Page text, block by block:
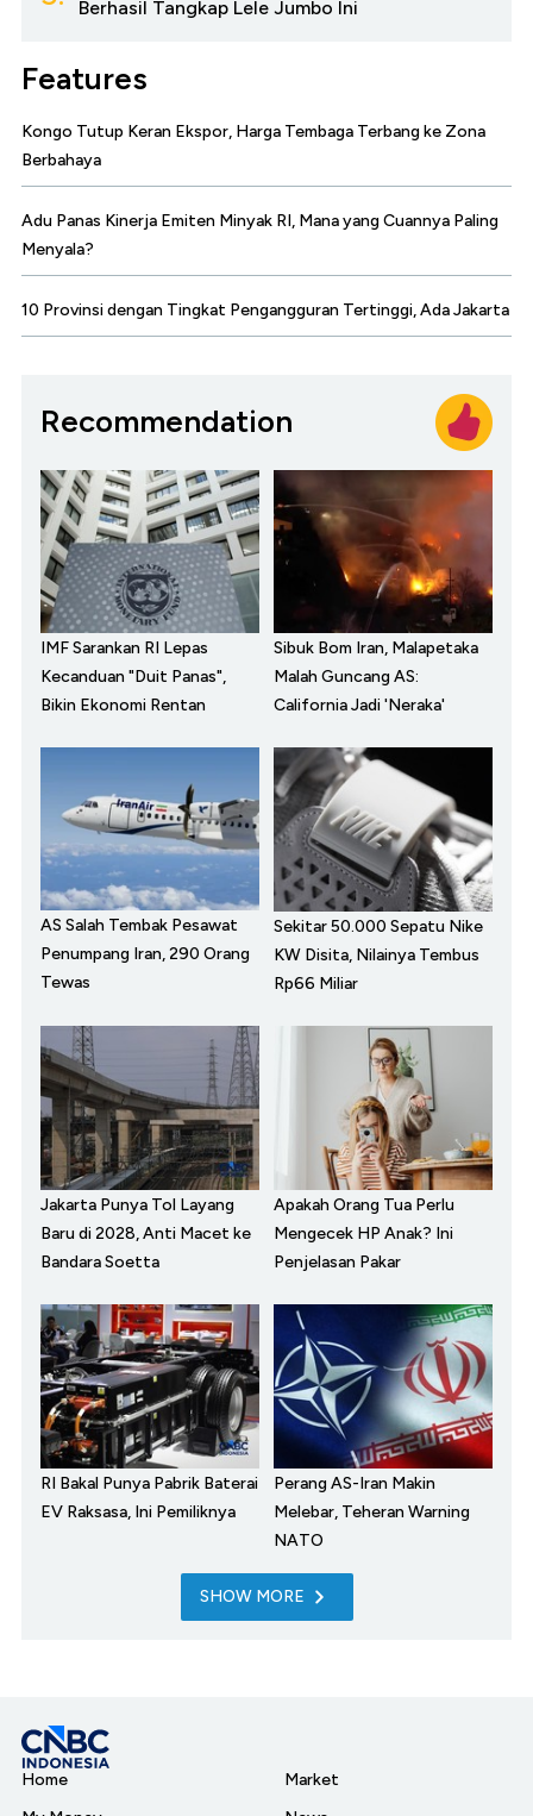
Berhasil Tangkap Lele Jumbo Ini
Features
Kongo Tutup Keran Ekspor, Harga Tembaga Terbang ke Zona
Berbahaya
Adu Panas Kinerja Emiten Minyak RI, Mana yang Cuannya Paling
Menyala?
10 Provinsi dengan Tingkat Pengangguran Tertinggi, Ada Jakarta
Recommendation
IMF Sarankan RI Lepas
Kecanduan "Duit Panas",
Bikin Ekonomi Rentan
Sibuk Bom Iran, Malapetaka
Malah Guncang AS:
California Jadi 'Neraka'
AS Salah Tembak Pesawat
Penumpang Iran, 290 Orang
Tewas
Sekitar 50.000 Sepatu Nike
KW Disita, Nilainya Tembus
Rp66 Miliar
Jakarta Punya Tol Layang
Baru di 2028, Anti Macet ke
Bandara Soetta
Apakah Orang Tua Perlu
Mengecek HP Anak? Ini
Penjelasan Pakar
RI Bakal Punya Pabrik Baterai
EV Raksasa, Ini Pemiliknya
Perang AS-Iran Makin
Melebar, Teheran Warning
NATO
SHOW MORE
Home
Market